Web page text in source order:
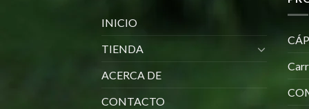
INICIO
TIENDA
ACERCA DE
CONTACTO